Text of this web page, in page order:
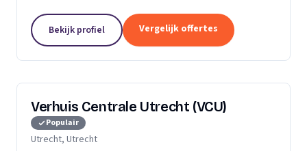
Bekijk profiel Vergelijk offertes
Verhuis Centrale Utrecht (VCU)
Populair
Utrecht, Utrecht